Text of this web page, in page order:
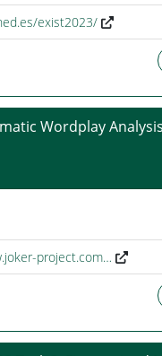
exist2023/
Wordplay Analysis
project.com…